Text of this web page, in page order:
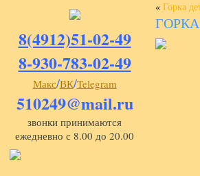
8(4912)51-02-49
8-930-783-02-49
Макс/ВК/Telegram
510249@mail.ru
звонки принимаются
ежедневно с 8.00 до 20.00
« Горка